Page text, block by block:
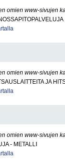
omien www-sivujen
omien www-sivujen
JA
omien www-sivujen
- METALLI